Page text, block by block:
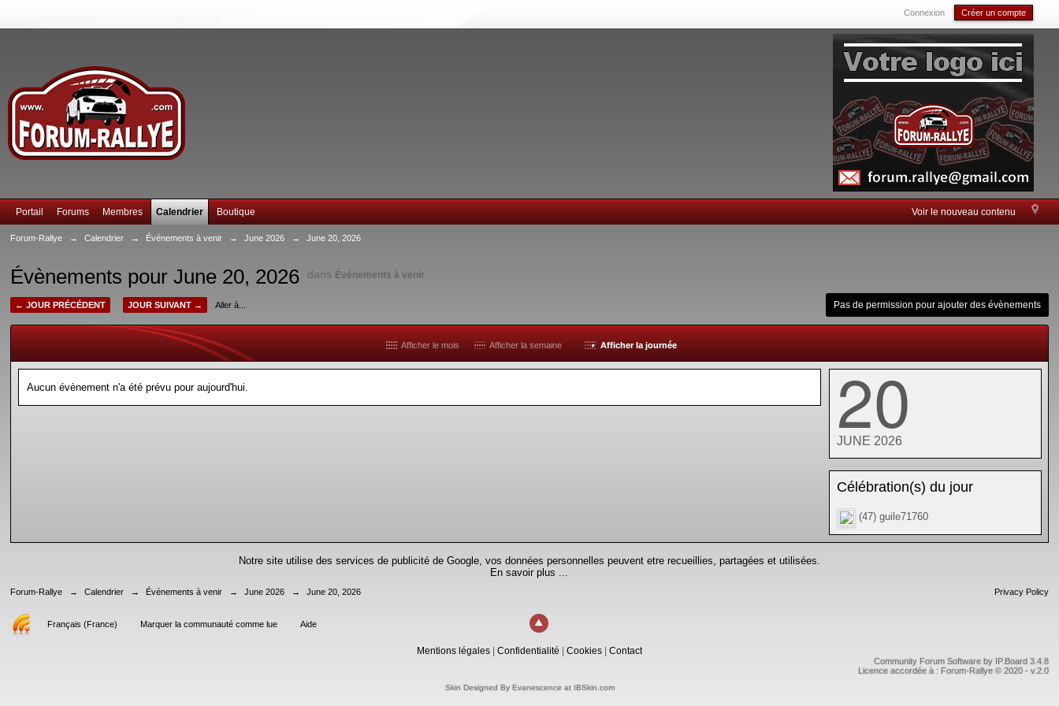
Connexion Créer un compte
Voir le nouveau contenu
Portail Forums Membres Calendrier Boutique
Forum-Rallye → Calendrier → Événements à venir → June 2026 → June 20, 2026
Évènements pour June 20, 2026 dans Événements à venir
← JOUR PRÉCÉDENT JOUR SUIVANT → Aller à... Pas de permission pour ajouter des évènements
Afficher le mois Afficher la semaine Afficher la journée
Aucun évènement n'a été prévu pour aujourd'hui. 20
JUNE 2026
Célébration(s) du jour
(47) guile71760
Notre site utilise des services de publicité de Google, vos données personnelles peuvent etre recueillies, partagées et utilisées.
En savoir plus ...
Forum-Rallye → Calendrier → Événements à venir → June 2026 → June 20, 2026 Privacy Policy
Français (France) Marquer la communauté comme lue Aide
Mentions légales| Confidentialité Cookies| Contact
Community Forum Software by IP.Board 3.4.8
Licence accordée à : Forum-Rallye © 2020 - v.2.0
Skin Designed By Evanescence at IBSkin.com